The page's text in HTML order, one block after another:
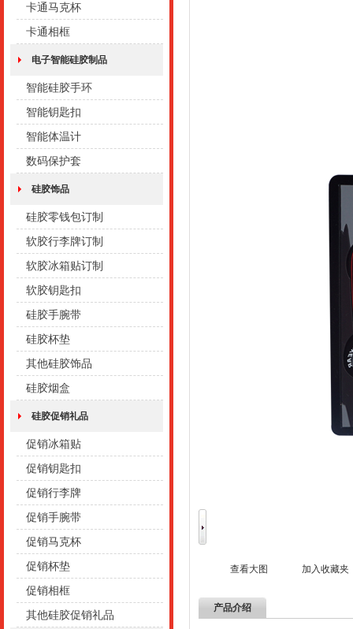
卡通马克杯
卡通相框
电子智能硅胶制品
智能硅胶手环
智能钥匙扣
智能体温计
数码保护套
硅胶饰品
硅胶零钱包订制
软胶行李牌订制
软胶冰箱贴订制
软胶钥匙扣
硅胶手腕带
硅胶杯垫
其他硅胶饰品
硅胶烟盒
硅胶促销礼品
促销冰箱贴
促销钥匙扣
促销行李牌
促销手腕带
促销马克杯
促销杯垫
促销相框
其他硅胶促销礼品
查看大图 加入收藏夹
产品介绍